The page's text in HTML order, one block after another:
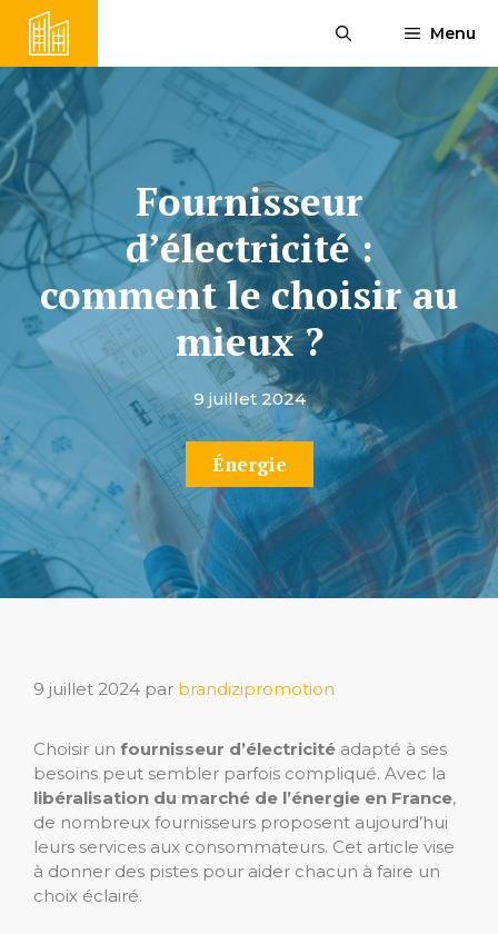
Aller
contenu
Menu
Fournisseur
d’électricité :
comment le choisir au
mieux ?
9 juillet 2024
Énergie
9 juillet 2024 par brandizipromotion
Choisir un fournisseur d’électricité adapté à ses
besoins peut sembler parfois compliqué. Avec la
libéralisation du marché de l’énergie en France,
de nombreux fournisseurs proposent aujourd’hui
leurs services aux consommateurs. Cet article vise
à donner des pistes pour aider chacun à faire un
choix éclairé.